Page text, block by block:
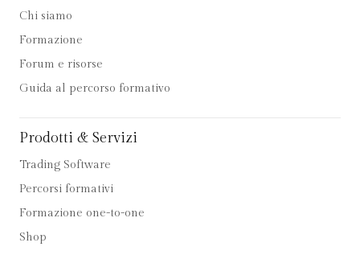
Chi siamo
Formazione
Forum e risorse
Guida al percorso formativo
Prodotti & Servizi
Trading Software
Percorsi formativi
Formazione one-to-one
Shop